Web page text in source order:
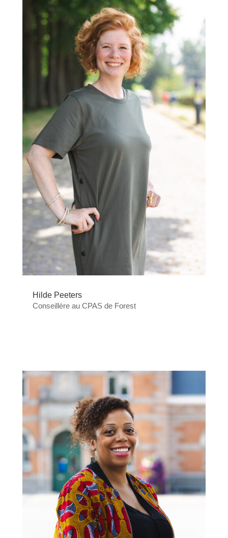
Hilde Peeters
Conseillère au CPAS de Forest